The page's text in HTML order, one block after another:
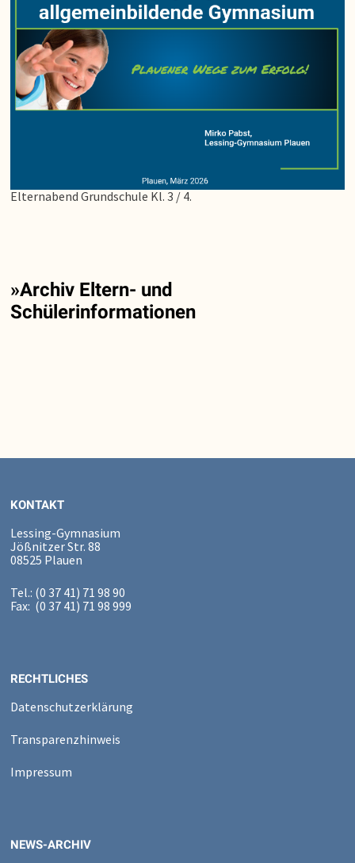
Elternabend Grundschule Kl. 3 / 4.
»Archiv Eltern- und
Schülerinformationen
KONTAKT
Lessing-Gymnasium
Jößnitzer Str. 88
08525 Plauen
Tel.: (0 37 41) 71 98 90
Fax: (0 37 41) 71 98 999
RECHTLICHES
Datenschutzerklärung
Transparenzhinweis
Impressum
NEWS-ARCHIV